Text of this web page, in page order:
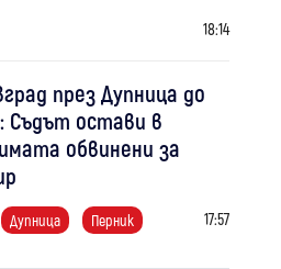
18:14
през Дупница до
Съдът остави в
обвинени за
Дупница Перник 17:57